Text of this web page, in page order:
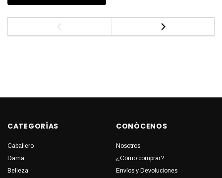
CATEGORÍAS
Caballero
Dama
Belleza
CONÓCENOS
Nosotros
¿Cómo comprar?
Envíos y Devoluciones